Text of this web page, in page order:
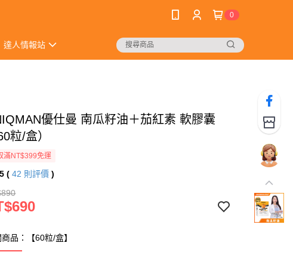
0
達人情報站
優仕曼 南瓜籽油＋茄紅素 軟膠囊
粒/盒）
滿NT$399免運
5 ( 42 則評價 )
品：【60粒/盒】